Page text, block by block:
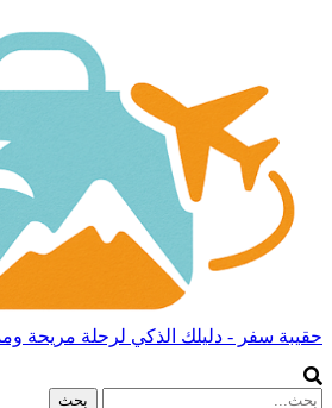
حقيبة سفر - دليلك الذكي لرحلة مريحة